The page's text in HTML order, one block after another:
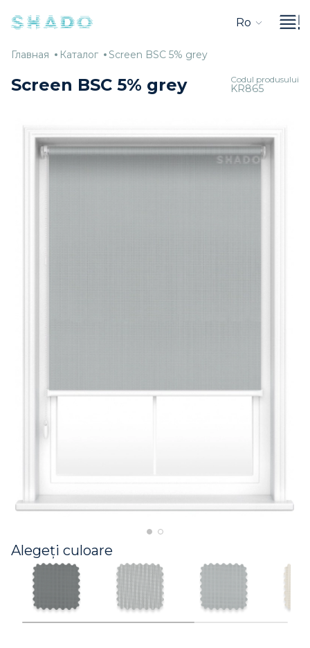
Ro
Главная Главная
КаталогКаталог
Screen
5%
Screen BSC 5% grey
Screen BSC 5% grey Codul produsului
KR865
Alegeți culoare